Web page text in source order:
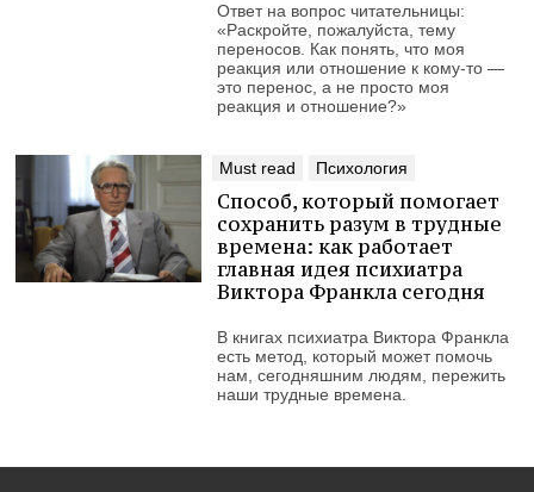
Ответ на вопрос читательницы:
«Раскройте, пожалуйста, тему
переносов. Как понять, что моя
реакция или отношение к кому-то —
это перенос, а не просто моя
реакция и отношение?»
Must read Психология
Способ, который помогает
сохранить разум в трудные
времена: как работает
главная идея психиатра
Виктора Франкла сегодня
В книгах психиатра Виктора Франкла
есть метод, который может помочь
нам, сегодняшним людям, пережить
наши трудные времена.